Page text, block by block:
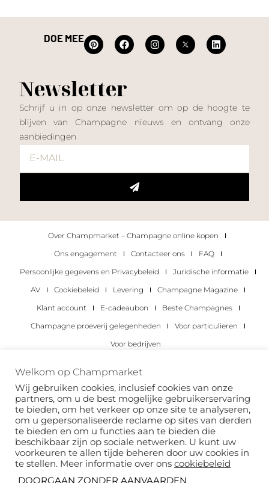
DOE MEE
Newsletter
Schrijf u in op onze newsletter om op de hoogte te
blijven van Champagne nieuws en ontvang onze
aanbiedingen
Over Champmarket – Champagne online kopen
Ons engagement
Contacteer ons
FAQ
Persoonlijke gegevens en Privacybeleid
Juridische informatie
AV
Cookiebeleid Levering
Champagne Magazine
Klant account
E-cadeaubon
Beste Champagnes
Champagne proeverij gelegenheden
Voor particulieren
Voor bedrijven
Copyright 2022 © alle rechten voorbehouden.
Welkom op Champmarket
Wij gebruiken cookies, inclusief cookies van onze
partners, om u de best mogelijke gebruikerservaring
te bieden, om het verkeer op onze site te analyseren,
om u gepersonaliseerde reclame op sites van derden
te bieden en om u functies aan te bieden die
beschikbaar zijn op sociale netwerken. U kunt uw
voorkeuren te allen tijde beheren door uw cookies in
te stellen. Meer informatie over ons cookiebeleid
DOORGAAN ZONDER AANVAARDEN